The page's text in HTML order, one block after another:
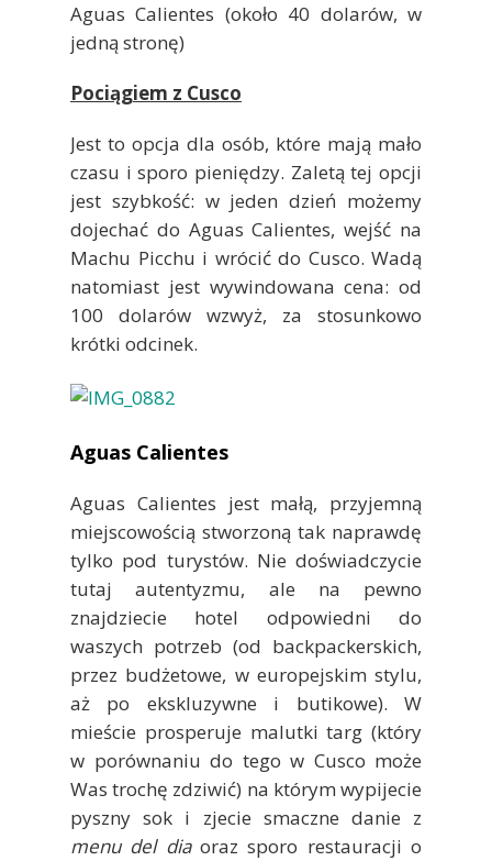
Aguas Calientes (około 40 dolarów, w
jedną stronę)
Pociągiem z Cusco
Jest to opcja dla osób, które mają mało
czasu i sporo pieniędzy. Zaletą tej opcji
jest szybkość: w jeden dzień możemy
dojechać do Aguas Calientes, wejść na
Machu Picchu i wrócić do Cusco. Wadą
natomiast jest wywindowana cena: od
100 dolarów wzwyż, za stosunkowo
krótki odcinek.
Aguas Calientes
Aguas Calientes jest małą, przyjemną
miejscowością stworzoną tak naprawdę
tylko pod turystów. Nie doświadczycie
tutaj autentyzmu, ale na pewno
znajdziecie hotel odpowiedni do
waszych potrzeb (od backpackerskich,
przez budżetowe, w europejskim stylu,
aż po ekskluzywne i butikowe). W
mieście prosperuje malutki targ (który
w porównaniu do tego w Cusco może
Was trochę zdziwić) na którym wypijecie
pyszny sok i zjecie smaczne danie z
menu del dia oraz sporo restauracji o